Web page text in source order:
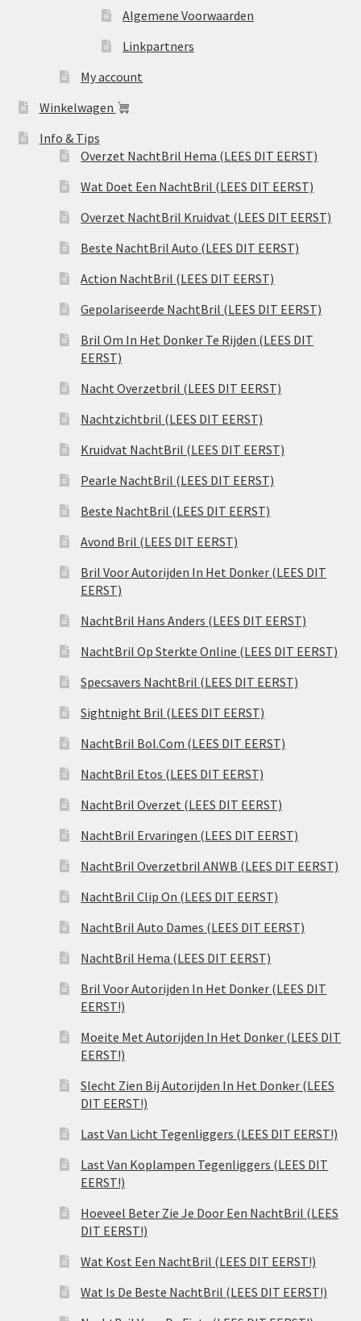
Algemene Voorwaarden
Linkpartners
My account
Winkelwagen
Info & Tips
Overzet NachtBril Hema (LEES DIT EERST)
Wat Doet Een NachtBril (LEES DIT EERST)
Overzet NachtBril Kruidvat (LEES DIT EERST)
Beste NachtBril Auto (LEES DIT EERST)
Action NachtBril (LEES DIT EERST)
Gepolariseerde NachtBril (LEES DIT EERST)
Bril Om In Het Donker Te Rijden (LEES DIT
EERST)
Nacht Overzetbril (LEES DIT EERST)
Nachtzichtbril (LEES DIT EERST)
Kruidvat NachtBril (LEES DIT EERST)
Pearle NachtBril (LEES DIT EERST)
Beste NachtBril (LEES DIT EERST)
Avond Bril (LEES DIT EERST)
Bril Voor Autorijden In Het Donker (LEES DIT
EERST)
NachtBril Hans Anders (LEES DIT EERST)
NachtBril Op Sterkte Online (LEES DIT EERST)
Specsavers NachtBril (LEES DIT EERST)
Sightnight Bril (LEES DIT EERST)
NachtBril Bol.Com (LEES DIT EERST)
NachtBril Etos (LEES DIT EERST)
NachtBril Overzet (LEES DIT EERST)
NachtBril Ervaringen (LEES DIT EERST)
NachtBril Overzetbril ANWB (LEES DIT EERST)
NachtBril Clip On (LEES DIT EERST)
NachtBril Auto Dames (LEES DIT EERST)
NachtBril Hema (LEES DIT EERST)
Bril Voor Autorijden In Het Donker (LEES DIT
EERST!)
Moeite Met Autorijden In Het Donker (LEES DIT
EERST!)
Slecht Zien Bij Autorijden In Het Donker (LEES
DIT EERST!)
Last Van Licht Tegenliggers (LEES DIT EERST!)
Last Van Koplampen Tegenliggers (LEES DIT
EERST!)
Hoeveel Beter Zie Je Door Een NachtBril (LEES
DIT EERST!)
Wat Kost Een NachtBril (LEES DIT EERST!)
Wat Is De Beste NachtBril (LEES DIT EERST!)